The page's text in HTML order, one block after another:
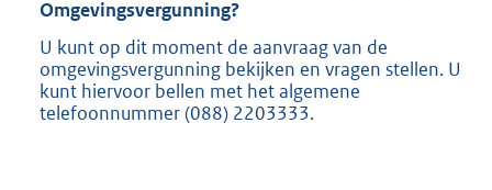
Omgevingsvergunning?
U kunt op dit moment de aanvraag van de
omgevingsvergunning bekijken en vragen stellen. U
kunt hiervoor bellen met het algemene
telefoonnummer (088) 2203333.